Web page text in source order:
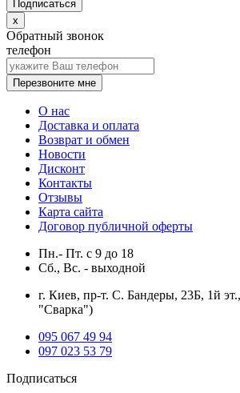
x
Обратный звонок
телефон
Перезвоните мне
О нас
Доставка и оплата
Возврат и обмен
Новости
Дисконт
Контакты
Отзывы
Карта сайта
Договор публичной оферты
Пн.- Пт. с 9 до 18
Сб., Вс. - выходной
г. Киев, пр-т. С. Бандеры, 23Б, 1й
"Сварка")
095 067 49 94
097 023 53 79
Подписаться